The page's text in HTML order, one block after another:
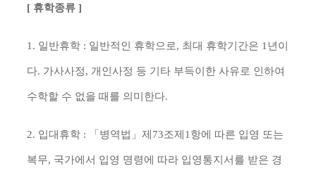
[ 휴학종류 ]
1. 일반휴학 : 일반적인 휴학으로, 최대 휴학기간은 1년이
다. 가사사정, 개인사정 등 기타 부득이한 사유로 인하여
수학할 수 없을 때를 의미한다.
2. 입대휴학 : 「병역법 」 제73조제1 항에 따른 입영 또는
복무, 국가에서 입영 명령에 따라 입영통지서를 받은 경